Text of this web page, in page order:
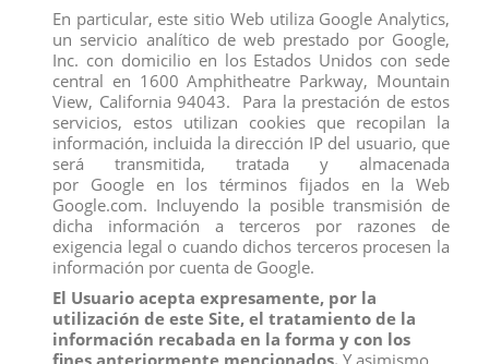
NA NA NA 591931 EUC FUZZY
SURPRISE TIGE
View
PELUCHE DREAMIEZ CONEJO,
PELUCHE INTERACTIVO
View
En particular, este sitio Web utiliza Google Analytics,
un servicio analítico de web prestado por Google,
Inc. con domicilio en los Estados Unidos con sede
central en 1600 Amphitheatre Parkway, Mountain
View, California 94043. Para la prestación de estos
servicios, estos utilizan cookies que recopilan la
información, incluida la dirección IP del usuario, que
será transmitida, tratada y almacenada
por Google en los términos fijados en la Web
Google.com. Incluyendo la posible transmisión de
dicha información a terceros por razones de
exigencia legal o cuando dichos terceros procesen la
información por cuenta de Google.
El Usuario acepta expresamente, por la
utilización de este Site, el tratamiento de la
información recabada en la forma y con los
fines anteriormente mencionados. Y asimismo